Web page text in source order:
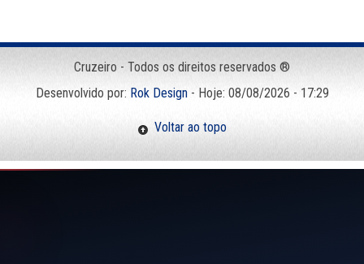
Cruzeiro - Todos os direitos reservados ®
Desenvolvido por: Rok Design- Hoje: 08/08/2026 - 17:29
Voltar ao topo